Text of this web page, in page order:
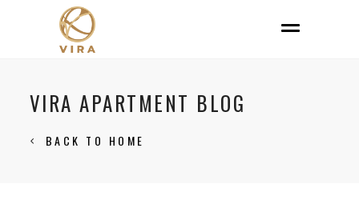
VIRA APARTMENT BLOG
BACK TO HOME